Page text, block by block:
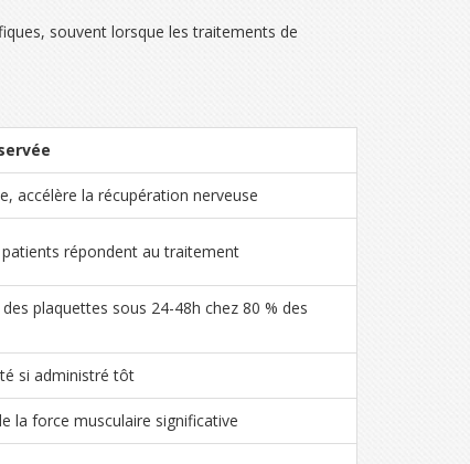
souvent lorsque les traitements de
accélère la récupération nerveuse
répondent au traitement
plaquettes sous 24-48h chez 80 % des
si administré tôt
la force musculaire significative